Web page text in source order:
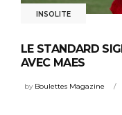
INSOLITE
LE STANDARD
AVEC MAES
by Boulettes Magazine